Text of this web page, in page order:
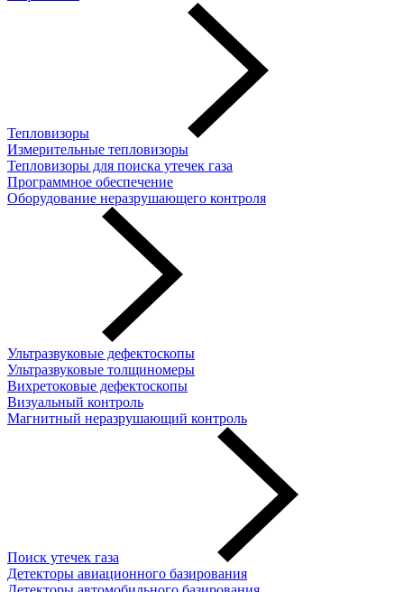
Тепловизоры
Измерительные тепловизоры
Тепловизоры для поиска утечек газа
Программное обеспечение
Оборудование неразрушающего контроля
Ультразвуковые дефектоскопы
Ультразвуковые толщиномеры
Вихретоковые дефектоскопы
Визуальный контроль
Магнитный неразрушающий контроль
Поиск утечек газа
Детекторы авиационного базирования